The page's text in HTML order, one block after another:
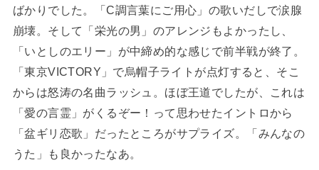
ばかりでした。「C調言葉にご用心」の歌いだしで涙腺
崩壊。そして「栄光の男」のアレンジもよかったし、
「いとしのエリー」が中締め的な感じで前半戦が終了。
「東京VICTORY」で烏帽子ライトが点灯すると、そこ
からは怒涛の名曲ラッシュ。ほぼ王道でしたが、これは
「愛の言霊」がくるぞー！って思わせたイントロから
「盆ギリ恋歌」だったところがサプライズ。「みんなの
うた」も良かったなあ。